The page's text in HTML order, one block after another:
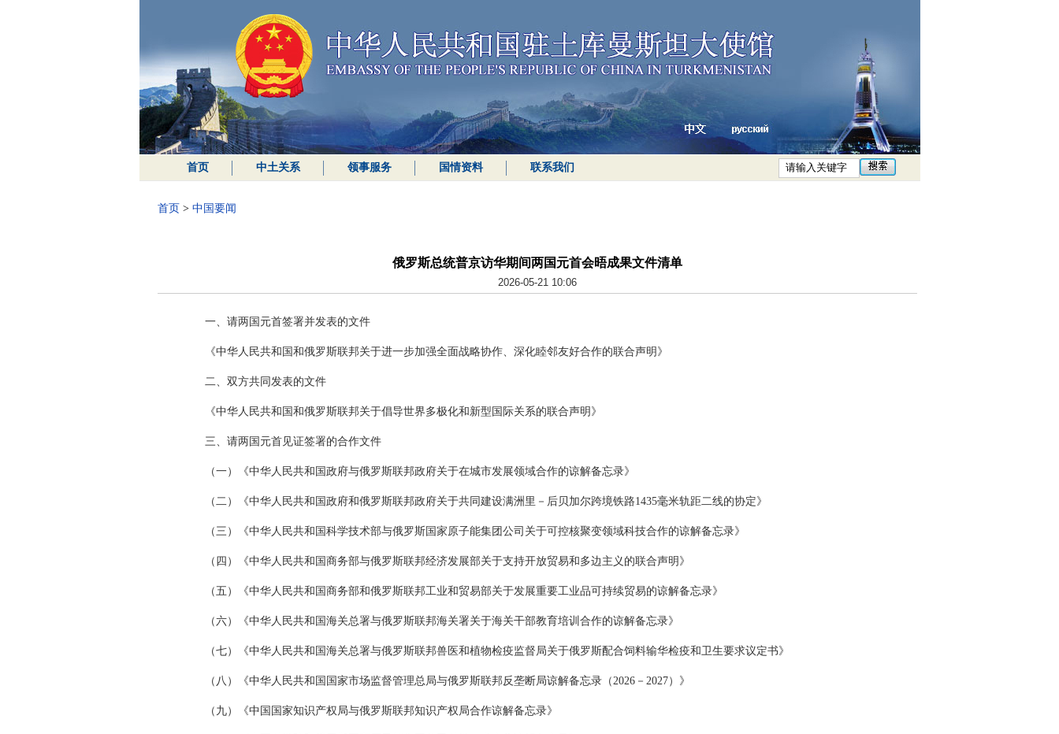
首页 中土关系 领事服务 国情资料 联系我们
首页 > 中国要闻
俄罗斯总统普京访华期间两国元首会晤成果文件清单
2026-05-21 10:06
一、请两国元首签署并发表的文件
《中华人民共和国和俄罗斯联邦关于进一步加强全面战略协作、深化睦邻友好合作的联合声明》
二、双方共同发表的文件
《中华人民共和国和俄罗斯联邦关于倡导世界多极化和新型国际关系的联合声明》
三、请两国元首见证签署的合作文件
（一）《中华人民共和国政府与俄罗斯联邦政府关于在城市发展领域合作的谅解备忘录》
（二）《中华人民共和国政府和俄罗斯联邦政府关于共同建设满洲里－后贝加尔跨境铁路1435毫米轨距二线的协定》
（三）《中华人民共和国科学技术部与俄罗斯国家原子能集团公司关于可控核聚变领域科技合作的谅解备忘录》
（四）《中华人民共和国商务部与俄罗斯联邦经济发展部关于支持开放贸易和多边主义的联合声明》
（五）《中华人民共和国商务部和俄罗斯联邦工业和贸易部关于发展重要工业品可持续贸易的谅解备忘录》
（六）《中华人民共和国海关总署与俄罗斯联邦海关署关于海关干部教育培训合作的谅解备忘录》
（七）《中华人民共和国海关总署与俄罗斯联邦兽医和植物检疫监督局关于俄罗斯配合饲料输华检疫和卫生要求议定书》
（八）《中华人民共和国国家市场监督管理总局与俄罗斯联邦反垄断局谅解备忘录（2026－2027）》
（九）《中国国家知识产权局与俄罗斯联邦知识产权局合作谅解备忘录》